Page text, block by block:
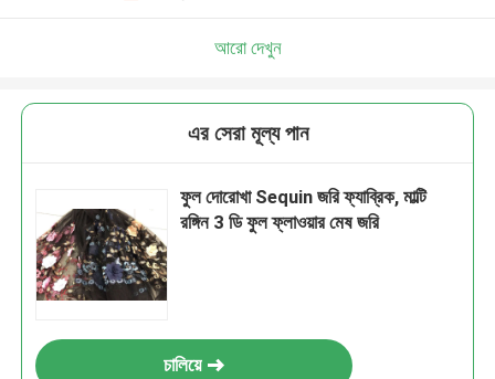
আরো দেখুন
এর সেরা মূল্য পান
ফুল দোরোখা Sequin জরি ফ্যাব্রিক, মাল্টি
রঙ্গিন 3 ডি ফুল ফ্লাওয়ার মেষ জরি
চালিয়ে